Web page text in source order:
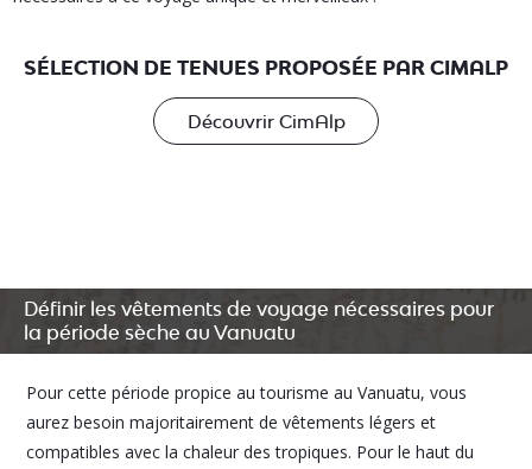
SÉLECTION DE TENUES PROPOSÉE PAR CIMALP
Découvrir CimAlp
Définir les vêtements de voyage nécessaires pour
la période sèche au Vanuatu
Pour cette période propice au tourisme au Vanuatu, vous
aurez besoin majoritairement de vêtements légers et
compatibles avec la chaleur des tropiques. Pour le haut du